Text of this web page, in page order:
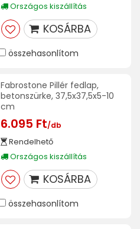
Országos kiszállítás
KOSÁRBA
összehasonlítom
Fabrostone Pillér fedlap,
betonszürke, 37,5x37,5x5-10
cm
6.095 Ft/db
Rendelhető
Országos kiszállítás
KOSÁRBA
összehasonlítom